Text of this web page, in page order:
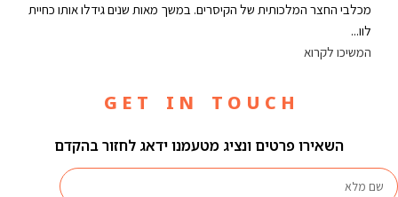
מכלבי החצר המלכותית של הקיסרים. במשך מאות שנים גידלו אותו כחיית
לוו...
המשיכו לקרוא
G E T I N T O U C H
השאירו פרטים ונציג מטעמנו ידאג לחזור בהקדם